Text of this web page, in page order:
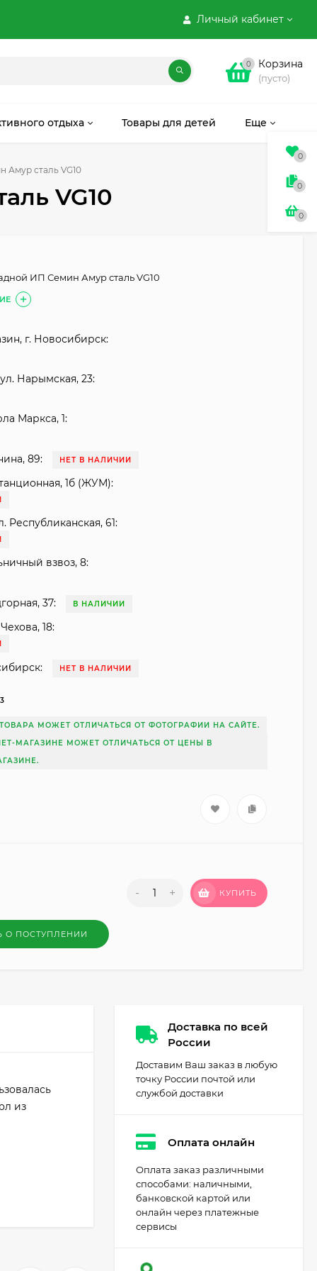
Личный кабинет
0 Корзина
(пусто)
отдыха Товары для детей Еще
сталь VG10
VG10
ИП Семин Амур сталь VG10
г. Новосибирск:
Нарымская, 23:
Маркса, 1:
89: НЕТ В НАЛИЧИИ
1б (ЖУМ):
Республиканская, 61:
взвоз, 8:
37: В НАЛИЧИИ
18:
НЕТ В НАЛИЧИИ
МОЖЕТ ОТЛИЧАТЬСЯ ОТ ФОТОГРАФИИ НА САЙТЕ.
МАГАЗИНЕ МОЖЕТ ОТЛИЧАТЬСЯ ОТ ЦЕНЫ В
- + КУПИТЬ
О ПОСТУПЛЕНИИ
из
Доставка по всей
России
Доставим Ваш заказ в любую
точку России почтой или
службой доставки
Оплата онлайн
Оплата заказ различными
способами: наличными,
банковской картой или
онлайн через платежные
сервисы
0
0
0